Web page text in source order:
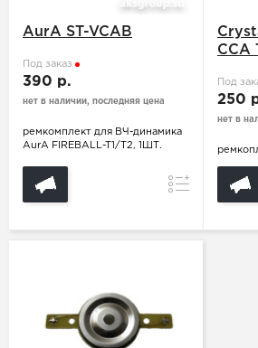
AurA ST-VCAB
Под заказ
390 р.
нет в наличии, последняя цена
ремкомплект для ВЧ-динамика
AurA FIREBALL-T1/T2, 1ШТ.
Сравнение
CCA
Под
250
нет в